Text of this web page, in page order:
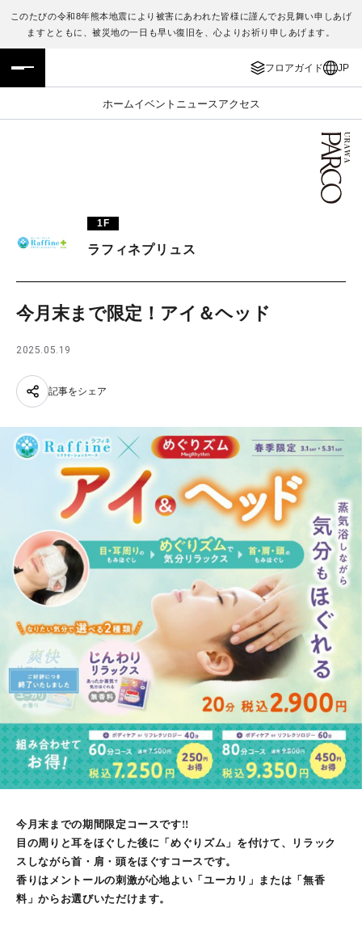
このたびの令和8年熊本地震により被害にあわれた皆様に謹んでお見舞い申しあげ
ますとともに、被災地の一日も早い復旧を、心よりお祈り申しあげます。
フロアガイド JP
ホームイベント ニュース アクセス
フロアガイド
施設案内・アクセス
TAX FREE
ENGLISH
繁体字
日本語
1F
ラフィネプリュス
今月末まで限定！アイ＆ヘッド
2025.05.19
記事をシェア
今月末までの期間限定コースです!!
目の周りと耳をほぐした後に「めぐりズム」を付けて、リラック
スしながら首・肩・頭をほぐすコースです。
香りはメントールの刺激が心地よい「ユーカリ」または「無香
料」からお選びいただけます。